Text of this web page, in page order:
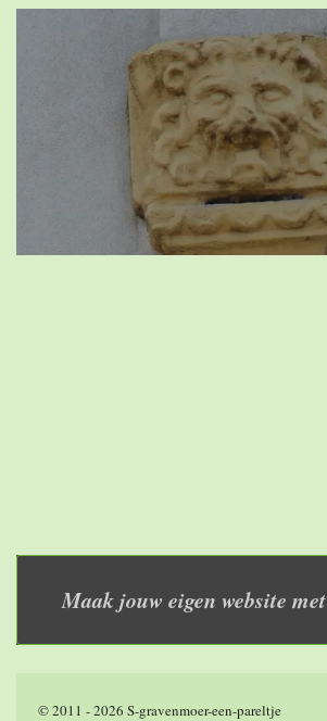
Maak jouw eigen website met
© 2011 - 2026 S-gravenmoer-een-pareltje